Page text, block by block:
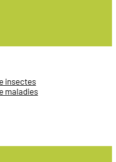
insectes
maladies